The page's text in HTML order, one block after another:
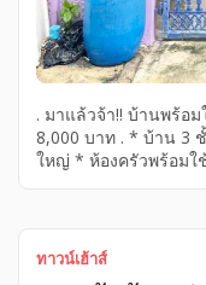
. มาแล้วจ้า!! บ้านพร้อม
8,000 บาท . * บ้าน 3
ใหญ่ * ห้องครัวพร้อมใ
หรือ 081-821-8151
ทาวน์เฮ้าส์